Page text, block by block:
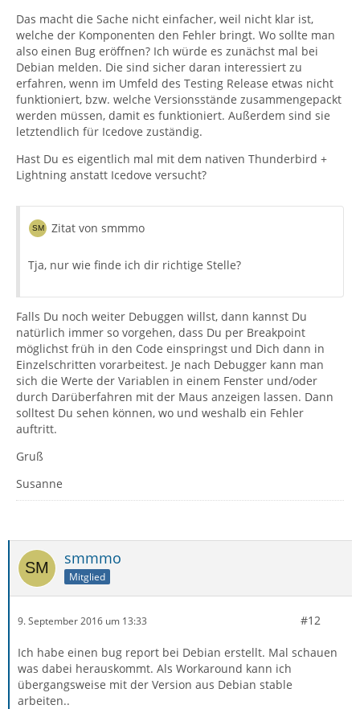
Das macht die Sache nicht einfacher, weil nicht klar ist,
welche der Komponenten den Fehler bringt. Wo sollte man
also einen Bug eröffnen? Ich würde es zunächst mal bei
Debian melden. Die sind sicher daran interessiert zu
erfahren, wenn im Umfeld des Testing Release etwas nicht
funktioniert, bzw. welche Versionsstände zusammengepackt
werden müssen, damit es funktioniert. Außerdem sind sie
letztendlich für Icedove zuständig.
Hast Du es eigentlich mal mit dem nativen Thunderbird +
Lightning anstatt Icedove versucht?
Zitat von smmmo
Tja, nur wie finde ich dir richtige Stelle?
Falls Du noch weiter Debuggen willst, dann kannst Du
natürlich immer so vorgehen, dass Du per Breakpoint
möglichst früh in den Code einspringst und Dich dann in
Einzelschritten vorarbeitest. Je nach Debugger kann man
sich die Werte der Variablen in einem Fenster und/oder
durch Darüberfahren mit der Maus anzeigen lassen. Dann
solltest Du sehen können, wo und weshalb ein Fehler
auftritt.
Gruß
Susanne
smmmo
Mitglied
9. September 2016 um 13:33 #12
Ich habe einen bug report bei Debian erstellt. Mal schauen
was dabei herauskommt. Als Workaround kann ich
übergangsweise mit der Version aus Debian stable
arbeiten..